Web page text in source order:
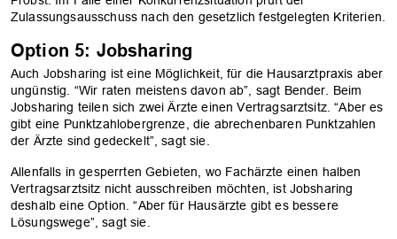
Zulassungsausschuss nach den gesetzlich festgelegten Kriterien.
Option 5: Jobsharing
Auch Jobsharing ist eine Möglichkeit, für die Hausarztpraxis aber
ungünstig. “Wir raten meistens davon ab”, sagt Bender. Beim
Jobsharing teilen sich zwei Ärzte einen Vertragsarztsitz. “Aber es
gibt eine Punktzahlobergrenze, die abrechenbaren Punktzahlen
der Ärzte sind gedeckelt”, sagt sie.
Allenfalls in gesperrten Gebieten, wo Fachärzte einen halben
Vertragsarztsitz nicht ausschreiben möchten, ist Jobsharing
deshalb eine Option. “Aber für Hausärzte gibt es bessere
Lösungswege”, sagt sie.